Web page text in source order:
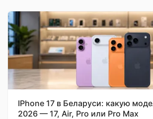
IPhone 17 в Беларуси: какую
2026 — 17, Air, Pro или Pro Max